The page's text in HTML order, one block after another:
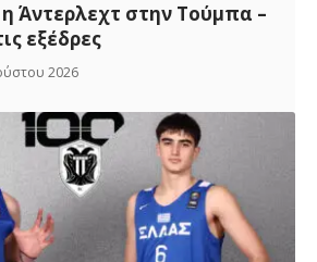
Άντερλεχτ στην Τούμπα –
εξέδρες
2026